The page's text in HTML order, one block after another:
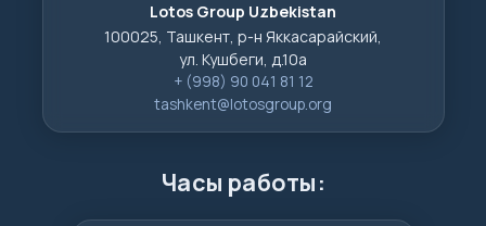
Lotos Group Uzbekistan
100025, Ташкент, р-н Яккасарайский,
ул. Кушбеги, д.10а
+ (998) 90 041 81 12
tashkent@lotosgroup.org
Часы работы: